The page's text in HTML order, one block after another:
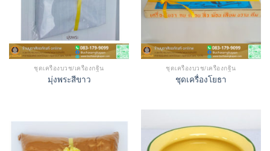
ชุดเครื่องบวช/เครื่องกฐิน
มุ่งพระสีขาว
ชุดเครื่องบวช/เครื่องกฐิน
ชุดเครื่องโยธา